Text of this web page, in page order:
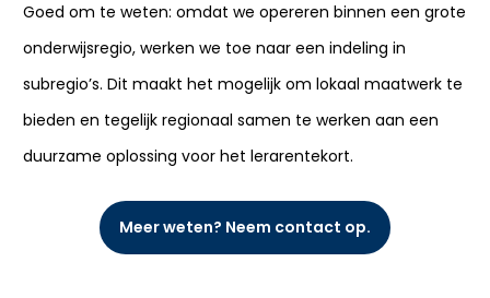
Goed om te weten: omdat we opereren binnen een grote
onderwijsregio, werken we toe naar een indeling in
subregio’s. Dit maakt het mogelijk om lokaal maatwerk te
bieden en tegelijk regionaal samen te werken aan een
duurzame oplossing voor het lerarentekort.
Meer weten? Neem contact op.